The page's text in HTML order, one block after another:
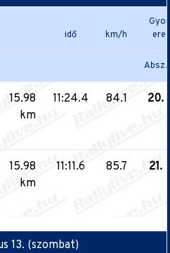
idő km/h
Absz.
15.98
km
11:24.4 84.1 20.
15.98
km
11:11.6 85.7 21.
13. (szombat)